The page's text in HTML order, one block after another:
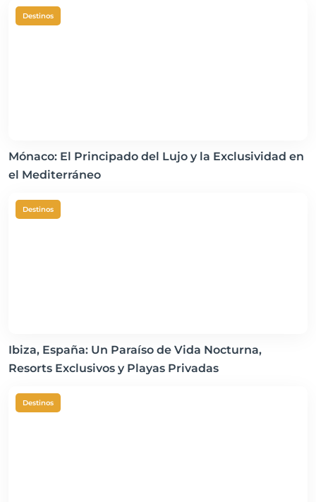
Destinos
Mónaco: El Principado del Lujo y la Exclusividad en
el Mediterráneo
Destinos
Ibiza, España: Un Paraíso de Vida Nocturna,
Resorts Exclusivos y Playas Privadas
Destinos